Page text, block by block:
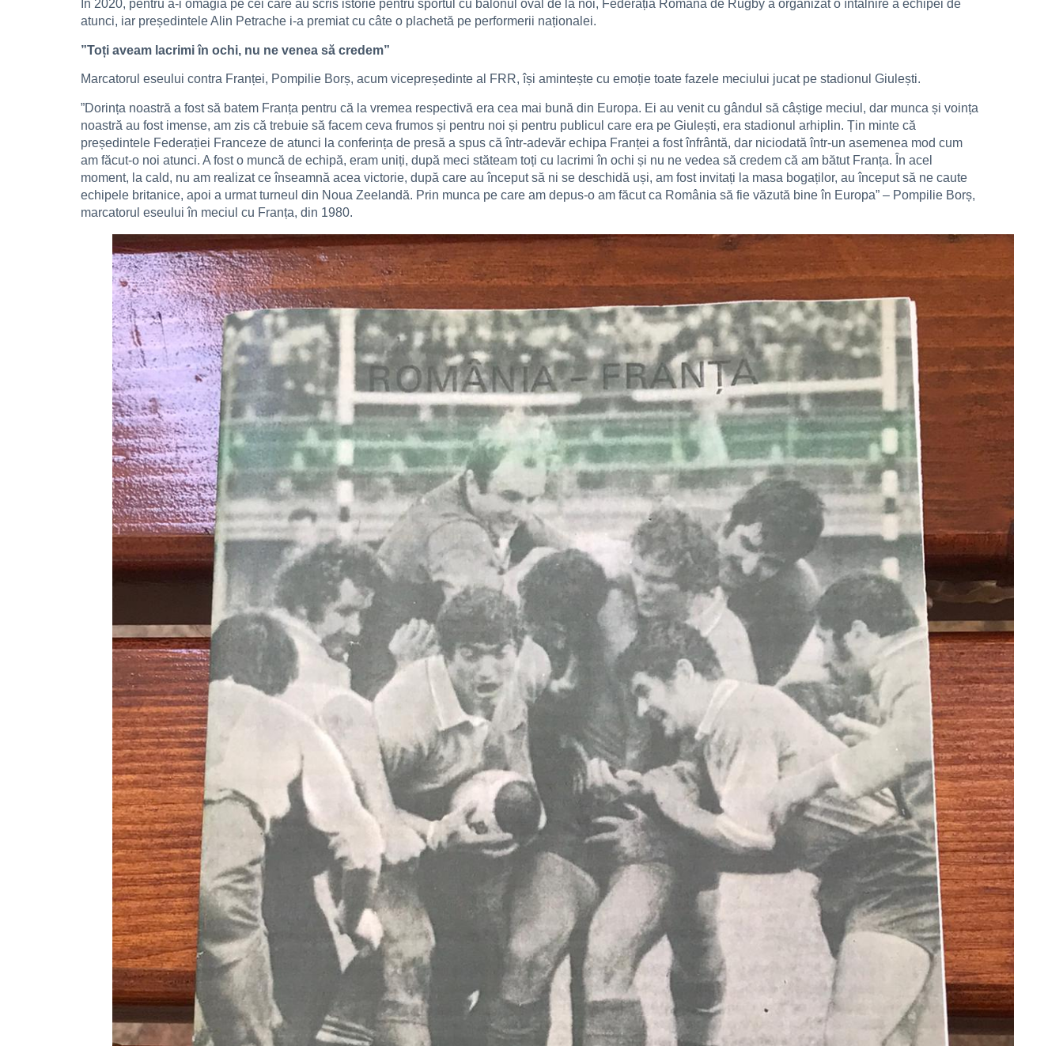
În 2020, pentru a-i omagia pe cei care au scris istorie pentru sportul cu balonul oval de la noi, Federația Română de Rugby a organizat o întâlnire a echipei de
atunci, iar președintele Alin Petrache i-a premiat cu câte o plachetă pe performerii naționalei.
”Toți aveam lacrimi în ochi, nu ne venea să credem”
Marcatorul eseului contra Franței, Pompilie Borș, acum vicepreședinte al FRR, își amintește cu emoție toate fazele meciului jucat pe stadionul Giulești.
”Dorința noastră a fost să batem Franța pentru că la vremea respectivă era cea mai bună din Europa. Ei au venit cu gândul să câștige meciul, dar munca și voința
noastră au fost imense, am zis că trebuie să facem ceva frumos și pentru noi și pentru publicul care era pe Giulești, era stadionul arhiplin. Țin minte că
președintele Federației Franceze de atunci la conferința de presă a spus că într-adevăr echipa Franței a fost înfrântă, dar niciodată într-un asemenea mod cum
am făcut-o noi atunci. A fost o muncă de echipă, eram uniți, după meci stăteam toți cu lacrimi în ochi și nu ne vedea să credem că am bătut Franța. În acel
moment, la cald, nu am realizat ce înseamnă acea victorie, după care au început să ni se deschidă uși, am fost invitați la masa bogaților, au început să ne caute
echipele britanice, apoi a urmat turneul din Noua Zeelandă. Prin munca pe care am depus-o am făcut ca România să fie văzută bine în Europa” – Pompilie Borș,
marcatorul eseului în meciul cu Franța, din 1980.